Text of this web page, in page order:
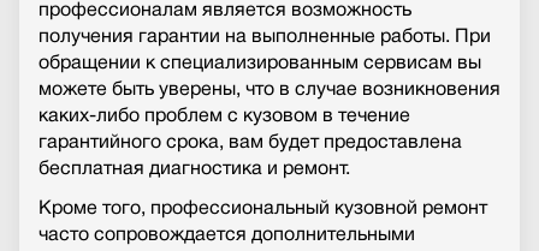
профессионалам является возможность
получения гарантии на выполненные работы. При
обращении к специализированным сервисам вы
можете быть уверены, что в случае возникновения
каких-либо проблем с кузовом в течение
гарантийного срока, вам будет предоставлена
бесплатная диагностика и ремонт.
Кроме того, профессиональный кузовной ремонт
часто сопровождается дополнительными